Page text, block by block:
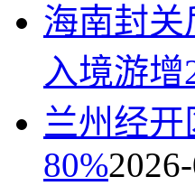
海南封关
入境游增
兰州经
80%